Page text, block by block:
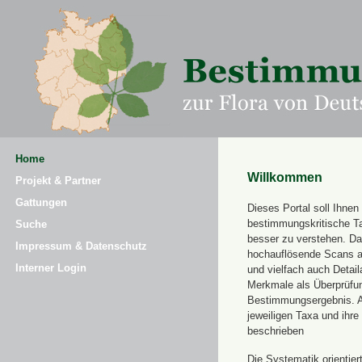
Home
Projekt & Partner
Gattungen
Suche
Impressum & Datenschutz
Interner Login
Willkommen
Dieses Portal soll Ihnen
bestimmungskritische
besser zu verstehen.
hochauflösende Scans
und vielfach auch
Merkmale als
Bestimmungsergebnis.
jeweiligen Taxa und
beschrieben
Die Systematik